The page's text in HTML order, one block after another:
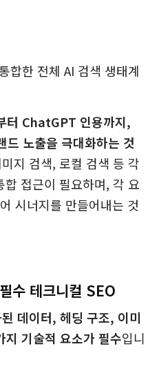
합한 전체 AI 검색 생태계
ChatGPT 인용까지,
드 노출을 극대화하는 것
지 검색, 로컬 검색 등 각
접근이 필요하며, 각 요
시너지를 만들어내는 것
수 테크니컬 SEO
데이터, 헤딩 구조, 이미
기술적 요소가 필수입니